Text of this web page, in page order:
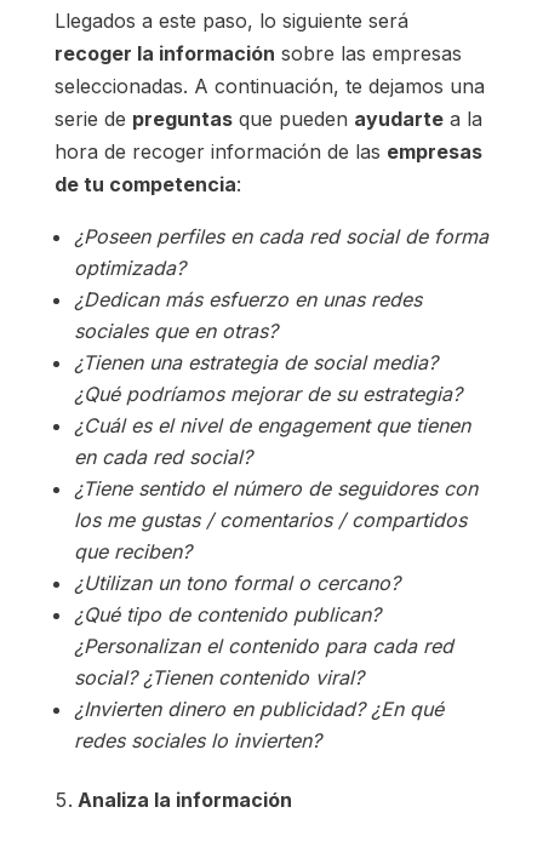
Llegados a este paso, lo siguiente será
recoger la información sobre las empresas
seleccionadas. A continuación, te dejamos una
serie de preguntasque pueden ayudartea la
hora de recoger información de las empresas
de tu competencia:
¿Poseen perfiles en cada red social de forma
optimizada?
¿Dedican más esfuerzo en unas redes
sociales que en otras?
¿Tienen una estrategia de social media?
¿Qué podríamos mejorar de su estrategia?
¿Cuál es el nivel de engagement que tienen
en cada red social?
¿Tiene sentido el número de seguidores con
los me gustas / comentarios / compartidos
que reciben?
¿Utilizan un tono formal o cercano?
¿Qué tipo de contenido publican?
¿Personalizan el contenido para cada red
social? ¿Tienen contenido viral?
¿Invierten dinero en publicidad? ¿En qué
redes sociales lo invierten?
Analiza la información